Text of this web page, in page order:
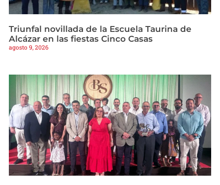
Triunfal novillada de la Escuela Taurina de
Alcázar en las fiestas Cinco Casas
agosto 9, 2026